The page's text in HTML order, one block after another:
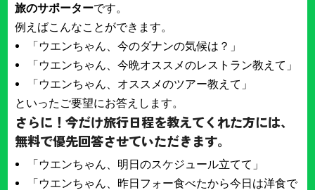
旅のサポーターです。
例えばこんなことができます。
「ウエンちゃん、今のダナンの気候は？」
「ウエンちゃん、今晩オススメのレストラン教えて」
「ウエンちゃん、オススメのツアー教えて」
といったご要望にお答えします。
さらに！今だけ旅行日程を教えてくれた方には、
無料で優先回答させていただきます。
「ウエンちゃん、明日のスケジュール立てて」
「ウエンちゃん、昨日フォー食べたから今日は洋食で